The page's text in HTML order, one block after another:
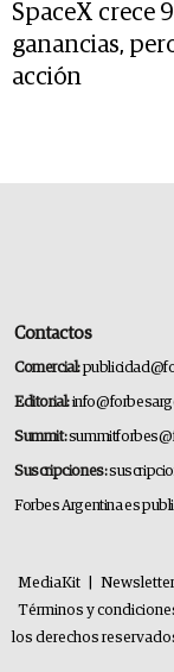
SpaceX crece
ganancias,
acción
Contactos
Comercial:
Editorial:
Summit:
Suscripciones:
Forbes Argentina es
MediaKit Newsletter
Términos y
los derechos